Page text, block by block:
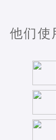
他们使